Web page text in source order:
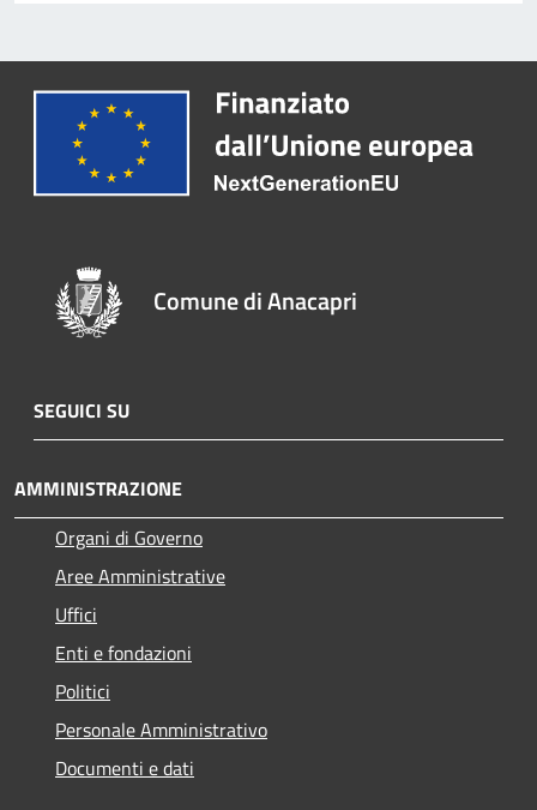
Comune di Anacapri
SEGUICI SU
AMMINISTRAZIONE
Organi di Governo
Aree Amministrative
Uffici
Enti e fondazioni
Politici
Personale Amministrativo
Documenti e dati